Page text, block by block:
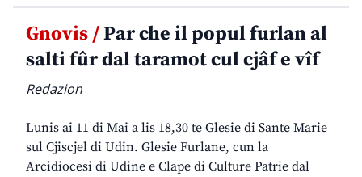
Gnovis /Par che il popul furlan al
salti fûr dal taramot cul cjâf e vîf
Redazion
Lunis ai 11 di Mai a lis 18,30 te Glesie di Sante Marie
sul Cjiscjel di Udin. Glesie Furlane, cun la
Arcidiocesi di Udine e Clape di Culture Patrie dal